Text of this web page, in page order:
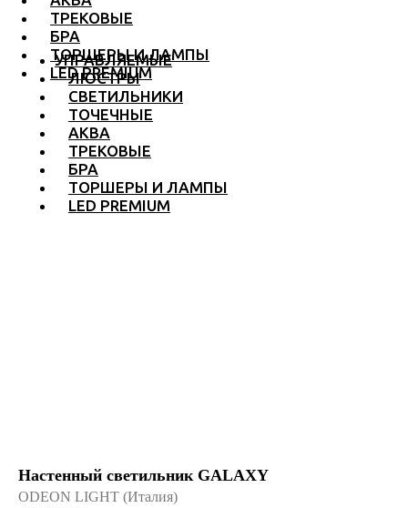
ТРЕКОВЫЕ
БРА
ТОРШЕРЫ И ЛАМПЫ
LED PREMIUM
УПРАВЛЯЕМЫЕ
ЛЮСТРЫ
СВЕТИЛЬНИКИ
ТОЧЕЧНЫЕ
АКВА
ТРЕКОВЫЕ
БРА
ТОРШЕРЫ И ЛАМПЫ
LED PREMIUM
Настенный светильник GALAXY
ODEON LIGHT (Италия)